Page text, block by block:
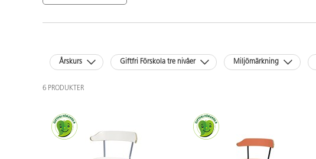
Årskurs Giftfri Förskola tre nivåer Miljömärkning
6 PRODUKTER